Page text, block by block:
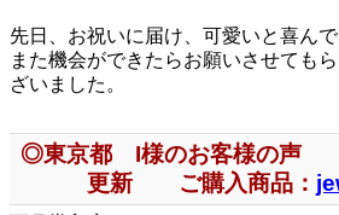
先日、お祝いに届け、可愛いと喜んで
また機会ができたらお願いさせても
ざいました。
◎東京都 I様のお客様の声
更新 ご購入商品：